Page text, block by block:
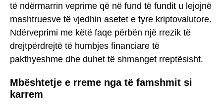
të ndërmarrin veprime që në fund të fundit u lejojnë
mashtruesve të vjedhin asetet e tyre kriptovalutore.
Ndërveprimi me këtë faqe përbën një rrezik të
drejtpërdrejtë të humbjes financiare të
pakthyeshme dhe duhet të shmanget rreptësisht.
Mbështetje e rreme nga të famshmit si
karrem